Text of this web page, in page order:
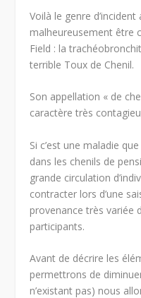
Voilà le genre
malheureusement être
Field : la
terrible Toux de Chenil.
Son appellation « de
caractère très
Si c’est une maladie
dans les chenils de
grande circulation
contracter lors d’une
provenance très variée
participants.
Avant de décrire les
permettrons de
n’existant pas) nous